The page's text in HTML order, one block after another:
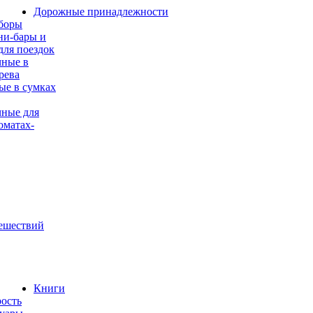
Дорожные принадлежности
бары и
поездок
в
в сумках
для
Книги